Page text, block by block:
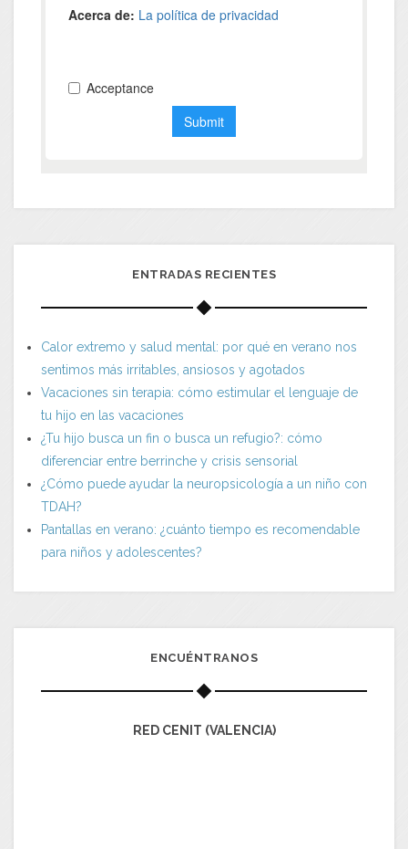
ENTRADAS RECIENTES
Calor extremo y salud mental: por qué en verano nos
sentimos más irritables, ansiosos y agotados
Vacaciones sin terapia: cómo estimular el lenguaje de
tu hijo en las vacaciones
¿Tu hijo busca un fin o busca un refugio?: cómo
diferenciar entre berrinche y crisis sensorial
¿Cómo puede ayudar la neuropsicología a un niño con
TDAH?
Pantallas en verano: ¿cuánto tiempo es recomendable
para niños y adolescentes?
ENCUÉNTRANOS
RED CENIT (VALENCIA)